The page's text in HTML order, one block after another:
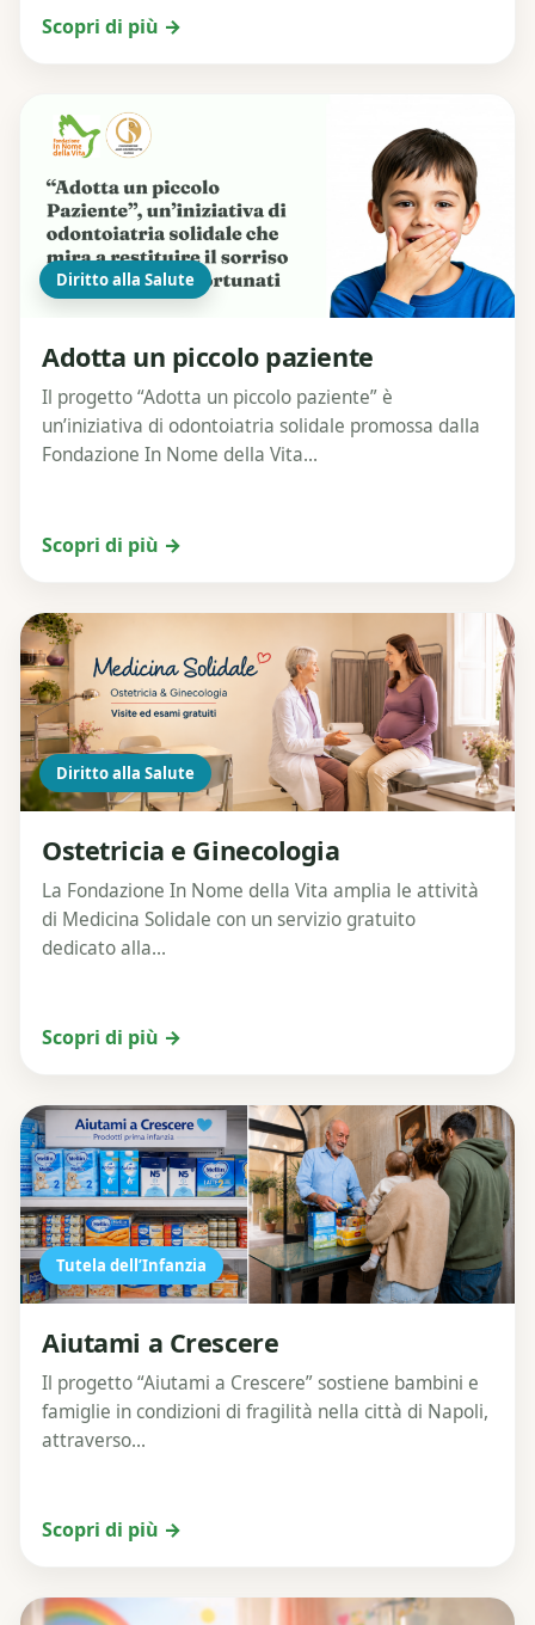
Scopri di più →
Diritto alla Salute
Adotta un piccolo paziente
Il progetto “Adotta un piccolo paziente” è
un’iniziativa di odontoiatria solidale promossa dalla
Fondazione In Nome della Vita...
Scopri di più →
Diritto alla Salute
Ostetricia e Ginecologia
La Fondazione In Nome della Vita amplia le attività
di Medicina Solidale con un servizio gratuito
dedicato alla...
Scopri di più →
Tutela dell’Infanzia
Aiutami a Crescere
Il progetto “Aiutami a Crescere” sostiene bambini e
famiglie in condizioni di fragilità nella città di Napoli,
attraverso...
Scopri di più →